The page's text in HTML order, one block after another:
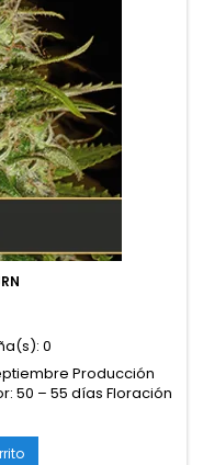
0
Producción
50 – 55 días Floración
Genética: Critical
Sí Altura: 2 –
Muy alta